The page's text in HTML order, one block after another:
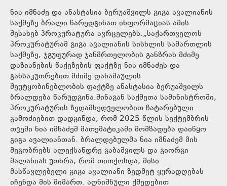
ნია იმნაძე და ანასტასია ბერუაშვილს გიგა ავალიანის
საქმეზე ბრალი წარედგინათ.ინფორმაციას ამის
შესახებ პროკურატურა ავრცელებს.„საქართველოს
პროკურატურამ გიგა ავალიანის სისხლის სამართლის
საქმეზე, ჯგუფურად ჯანმრთელობის განზრახ მძიმე
დაზიანების წაქეზების ფაქტზე ნია იმნაძეს და
განსაკუთრებით მძიმე დანაშაულის
შეუტყობინებლობის ფაქტზე ანასტასია ბერუაშვილს
ბრალდება წარუდგინა.შინაგან საქმეთა სამინისტროში,
პროკურატურის ზედამხედველობით ჩატარებული
გამოძიებით დადგინდა, რომ 2025 წლის სექტემბრის
თვეში ნია იმნაძემ მათემატიკაში მომზადება დაიწყო
გიგა ავალიანთან. ბრალდებულმა ნია იმნაძემ მის
მეგობრებს ალექსანდრე გაბაშვილს და გიორგი
მალანიას უთხრა, რომ თითქოსდა, მისი
მასწავლებელი გიგა ავალიანი ზედმეტ ყურადღებას
იჩენდა მის მიმართ. აღნიშნული ქმედებით